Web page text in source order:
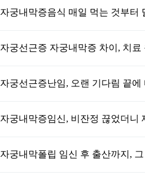
자궁내막증음식 매일 먹는 것부터
자궁선근증 자궁내막증 차이, 치료
자궁선근증난임, 오랜 기다림 끝에
자궁내막증임신, 비잔정 끊었더니
자궁내막폴립 임신 후 출산까지,